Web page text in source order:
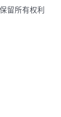
留所有权利